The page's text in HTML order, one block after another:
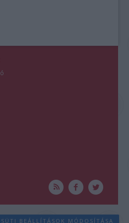
SÜTI BEÁLLÍTÁSOK MÓDOSÍTÁSA